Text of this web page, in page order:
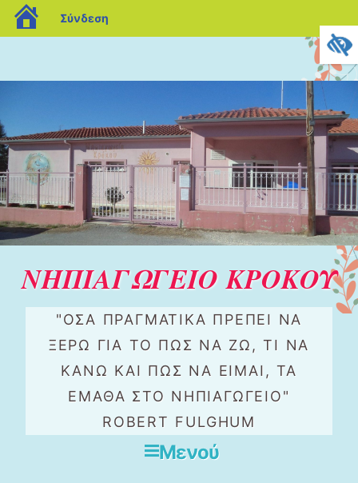
ΝΗΠΙΑΓΩΓΕΙΟ ΚΡΟΚΟΥ
"ΌΣΑ ΠΡΑΓΜΑΤΙΚΆ ΠΡΈΠΕΙ ΝΑ
ΞΈΡΩ ΓΙΑ ΤΟ ΠΏΣ ΝΑ ΖΩ, ΤΙ ΝΑ
ΚΆΝΩ ΚΑΙ ΠΏΣ ΝΑ ΕΊΜΑΙ, ΤΑ
ΈΜΑΘΑ ΣΤΟ ΝΗΠΙΑΓΩΓΕΊΟ"
ROBERT FULGHUM
Μενού
blogs.sch.gr
Σύνδεση